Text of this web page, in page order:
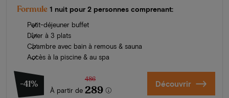
Formule 1 nuit pour 2 personnes comprenant:
Petit-déjeuner buffet
Dîner à 3 plats
Chambre avec bain à remous & sauna
Accès à la piscine & au spa
-41%
À partir de
486
289 Découvrir